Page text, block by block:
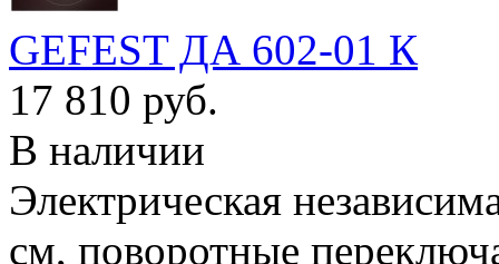
GEFEST ДА 602-01 К
17 810 руб.
В наличии
Электрическая
см, поворотные